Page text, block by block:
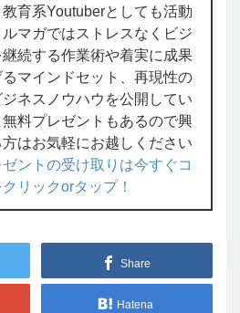
育系Youtuberとしても活動
ルマガではストレスなくビジ
継続する作業術や着実に成果
るマインドセット、再現性の
ネスノウハウを公開してい
無料プレゼントもあるので興
方はお気軽にお越しください
ゼントの受け取りは今すぐコ
リックorタップ！
Share
Hatena